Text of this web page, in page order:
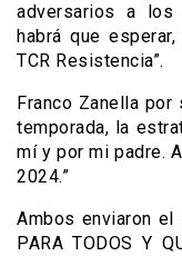
adversarios a los
habrá que
TCR Resistencia”.
Franco Zanella
temporada, la
mí y por mi padre.
2024.”
Ambos enviaron el
PARA TODOS Y